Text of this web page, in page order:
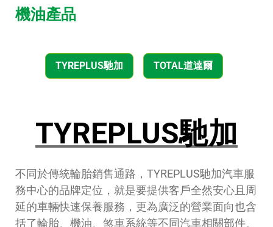
機油產品
TYREPLUS馳加 TOTAL道達爾
TYREPLUS馳加
不同於傳統輪胎銷售通路，TYREPLUS馳加汽車服
務中心的品牌定位，就是要提供客戶全然安心且周
延的車輛快速保養服務，更為廣泛的營業面向也含
括了輪胎、機油、煞車系統等不同汽車相關部件。